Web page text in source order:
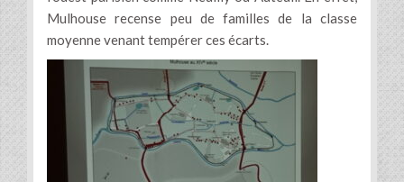
Mulhouse recense peu de familles de la classe
moyenne venant tempérer ces écarts.